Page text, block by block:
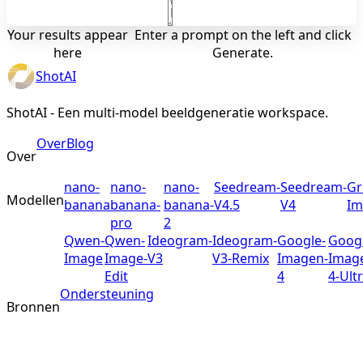
Your results appear
here
Enter a prompt on the left and click
Generate.
ShotAI
ShotAI - Een multi-model beeldgeneratie workspace.
Over
OverBlog
Modellen
nano-
banana
nano-
banana-
pro
nano-
banana-
2
Seedream-
V4.5
Seedream-
V4
Qwen-
Image
Qwen-
Image-
Edit
Ideogram-
V3
Ideogram-
V3-Remix
Google-
Imagen-
4
4-
Bronnen
Ondersteuning